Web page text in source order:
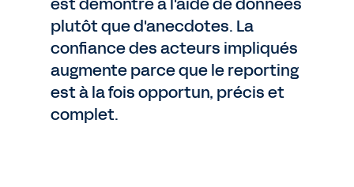
plutôt que d'anecdotes. La
confiance des acteurs impliqués
augmente parce que le reporting
est à la fois opportun, précis et
complet.